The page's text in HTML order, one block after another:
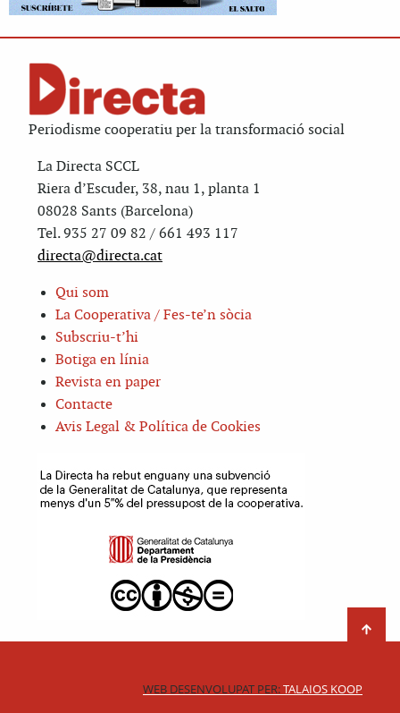
Periodisme cooperatiu per la transformació social
La Directa SCCL
Riera d’Escuder, 38, nau 1, planta 1
08028 Sants (Barcelona)
Tel. 935 27 09 82 / 661 493 117
directa@directa.cat
Qui som
La Cooperativa / Fes-te’n sòcia
Subscriu-t’hi
Botiga en línia
Revista en paper
Contacte
Avis Legal & Política de Cookies
WEB DESENVOLUPAT PER:TALAIOS KOOP